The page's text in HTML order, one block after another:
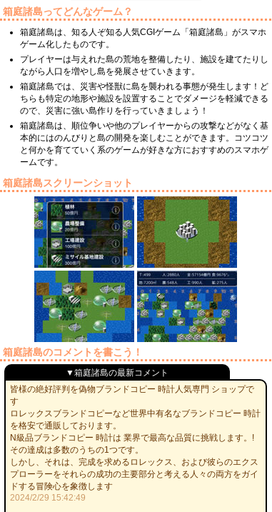
箱庭諸島ってどんなゲーム？
箱庭諸島は、知る人ぞ知る人気CGIゲーム「箱庭諸島」がスマホ
ゲーム化したものです。
プレイヤーは与えれた島の荒地を整備したり、施設を建てたりし
ながら人口を増やし島を発展させていきます。
箱庭諸島では、災害や怪獣に島を襲われる事態が発生します！ど
ちらも特定の地形や施設を設置することでダメージを軽減できる
ので、災害に強い島作りを行っていきましょう！
箱庭諸島は、順位争いや他のプレイヤーからの攻撃などがなく基
本的にはのんびりと島の開発を楽しむことができます。コツコツ
と何かを育てていく系のゲームが好きな方におすすめのスマホゲ
ームです。
箱庭諸島スクリーンショット
箱庭諸島のコメントを書こう！
▼箱庭諸島の最新コメント
皆様の絶好評判を偽物ブランドコピー 時計人気専門 ショップで
す
ロレックスブランドコピーなど世界中有名なブランドコピー 時計
を格安で通販しております。
N級品ブランドコピー 時計は 業界で最高な品質に挑戦します。!
その達成は多数のうちの1つです。
しかし、それは、完成を求めるロレックス、および彼らのエクス
プローラーをそれらの成功の主要部分と考える人々の両方をガイ
ドする冒険心を象徴します
2024/2/29 15:42:49